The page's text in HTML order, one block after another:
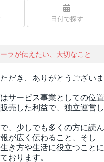
日付で探す
ラが伝えたい、大切なこと
だき、ありがとうございま
サービス事業としての位置
売した利益で、独立運営し
、少しでも多くの方に読ん
が広く伝わること、そし
き方や生活に役立つことに
おります。